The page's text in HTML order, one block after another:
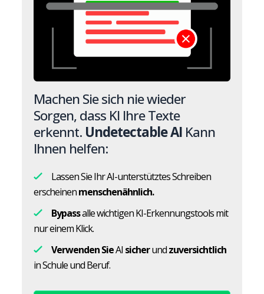
Machen Sie sich nie wieder
Sorgen, dass KI Ihre Texte
erkennt. Undetectable AI Kann
Ihnen helfen:
Lassen Sie Ihr AI-unterstütztes Schreiben
erscheinenmenschenähnlich.
Bypassalle wichtigen KI-Erkennungstools mit
nur einem Klick.
Verwenden SieAI sicherundzuversichtlich
in Schule und Beruf.